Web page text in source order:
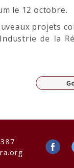
le 12 octobre.
projets
de la